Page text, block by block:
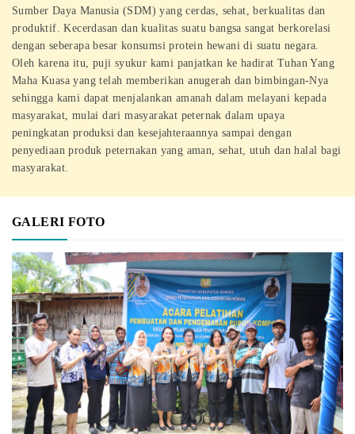
Sumber Daya Manusia (SDM) yang cerdas, sehat, berkualitas dan
produktif. Kecerdasan dan kualitas suatu bangsa sangat berkorelasi
dengan seberapa besar konsumsi protein hewani di suatu negara.
Oleh karena itu, puji syukur kami panjatkan ke hadirat Tuhan Yang
Maha Kuasa yang telah memberikan anugerah dan bimbingan-Nya
sehingga kami dapat menjalankan amanah dalam melayani kepada
masyarakat, mulai dari masyarakat peternak dalam upaya
peningkatan produksi dan kesejahteraannya sampai dengan
penyediaan produk peternakan yang aman, sehat, utuh dan halal bagi
masyarakat.
GALERI FOTO